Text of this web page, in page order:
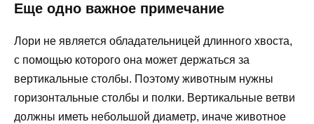
Еще одно важное примечание
Лори не является обладательницей длинного хвоста,
с помощью которого она может держаться за
вертикальные столбы. Поэтому животным нужны
горизонтальные столбы и полки. Вертикальные ветви
должны иметь небольшой диаметр, иначе животное